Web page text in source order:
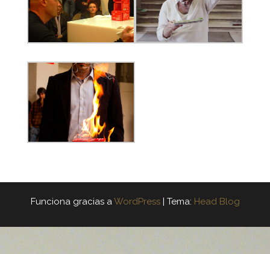
Funciona gracias aWordPress | Tema: Head Blog